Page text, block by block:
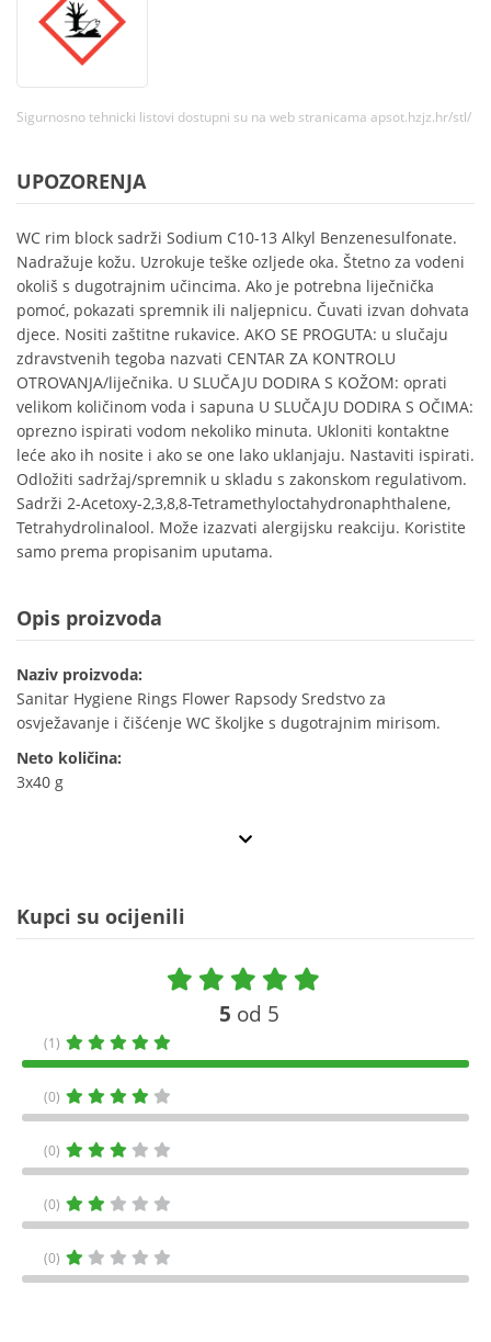
Sigurnosno tehnicki listovi dostupni su na web stranicama apsot.hzjz.hr/stl/
UPOZORENJA
WC rim block sadrži Sodium C10-13 Alkyl Benzenesulfonate.
Nadražuje kožu. Uzrokuje teške ozljede oka. Štetno za vodeni
okoliš s dugotrajnim učincima. Ako je potrebna liječnička
pomoć, pokazati spremnik ili naljepnicu. Čuvati izvan dohvata
djece. Nositi zaštitne rukavice. AKO SE PROGUTA: u slučaju
zdravstvenih tegoba nazvati CENTAR ZA KONTROLU
OTROVANJA/liječnika. U SLUČAJU DODIRA S KOŽOM: oprati
velikom količinom voda i sapuna U SLUČAJU DODIRA S OČIMA:
oprezno ispirati vodom nekoliko minuta. Ukloniti kontaktne
leće ako ih nosite i ako se one lako uklanjaju. Nastaviti ispirati.
Odložiti sadržaj/spremnik u skladu s zakonskom regulativom.
Sadrži 2-Acetoxy-2,3,8,8-Tetramethyloctahydronaphthalene,
Tetrahydrolinalool. Može izazvati alergijsku reakciju. Koristite
samo prema propisanim uputama.
Opis proizvoda
Naziv proizvoda:
Sanitar Hygiene Rings Flower Rapsody Sredstvo za
osvježavanje i čišćenje WC školjke s dugotrajnim mirisom.
Neto količina:
3x40 g
Kupci su ocijenili
5 od 5
(1)
(0)
(0)
(0)
(0)